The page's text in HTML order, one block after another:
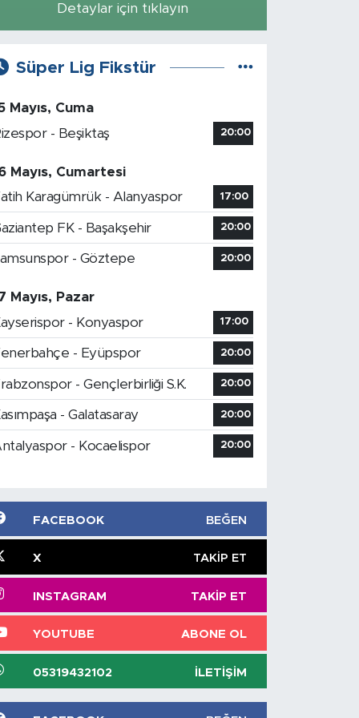
Detaylar için tıklayın
Süper Lig Fikstür
Mayıs, Cuma
- Beşiktaş
20:00
Mayıs, Cumartesi
Karagümrük - Alanyaspor
17:00
FK - Başakşehir 20:00
- Göztepe 20:00
Mayıs, Pazar
- Konyaspor
17:00
- Eyüpspor 20:00
- Gençlerbirliği S.K. 20:00
- Galatasaray 20:00
- Kocaelispor 20:00
FACEBOOK BEĞEN
X TAKIP ET
INSTAGRAM TAKIP ET
YOUTUBE ABONE OL
05319432102 İLETIŞIM